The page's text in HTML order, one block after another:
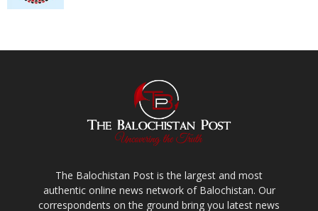
The Balochistan Post is the largest and most
authentic online news network of Balochistan. Our
correspondents on the ground bring you latest news